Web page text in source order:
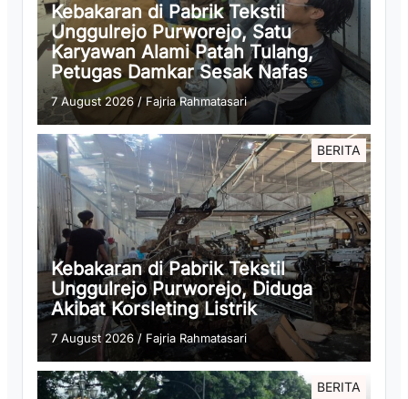
Kebakaran di Pabrik Tekstil
Unggulrejo Purworejo, Satu
Karyawan Alami Patah Tulang,
Petugas Damkar Sesak Nafas
7 August 2026 /Fajria Rahmatasari
BERITA
Kebakaran di Pabrik Tekstil
Unggulrejo Purworejo, Diduga
Akibat Korsleting Listrik
7 August 2026/ Fajria Rahmatasari
BERITA